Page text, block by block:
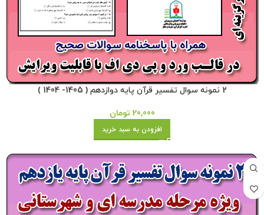
2 نمونه سوال تفسیر قرآن پایه دوازدهم ( 1405- 1404 )
20,000 تومان
افزودن به سبد خرید